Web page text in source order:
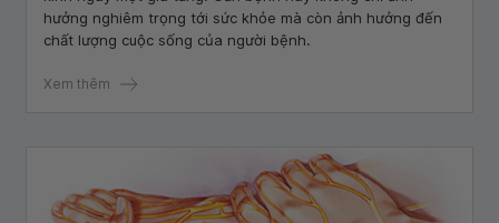
hưởng nghiêm trọng tới sức khỏe mà còn ảnh hưởng đến
chất lượng cuộc sống của người bệnh.
Xem thêm